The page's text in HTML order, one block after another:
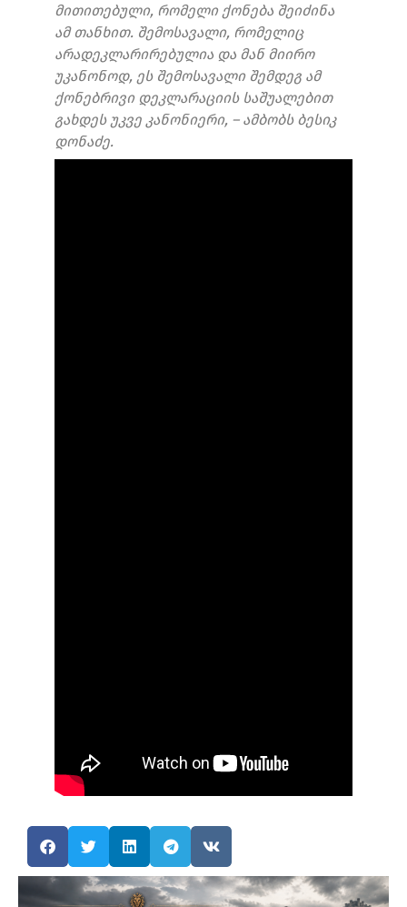
მითითებული, რომელი ქონება შეიძინა
ამ თანხით. შემოსავალი, რომელიც
არადეკლარირებულია და მან მიირო
უკანონოდ, ეს შემოსავალი შემდეგ ამ
ქონებრივი დეკლარაციის საშუალებით
გახდეს უკვე კანონიერი, – ამბობს ბესიკ
დონაძე.